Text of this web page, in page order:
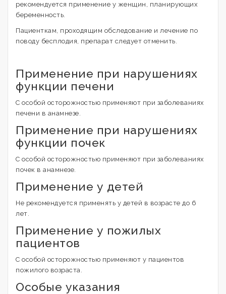
рекомендуется применение у женщин, планирующих
беременность.
Пациенткам, проходящим обследование и лечение по
поводу бесплодия, препарат следует отменить.
Применение при нарушениях
функции печени
С особой осторожностью применяют при заболеваниях
печени в анамнезе.
Применение при нарушениях
функции почек
С особой осторожностью применяют при заболеваниях
почек в анамнезе.
Применение у детей
Не рекомендуется применять у детей в возрасте до 6
лет.
Применение у пожилых
пациентов
С особой осторожностью применяют у пациентов
пожилого возраста.
Особые указания